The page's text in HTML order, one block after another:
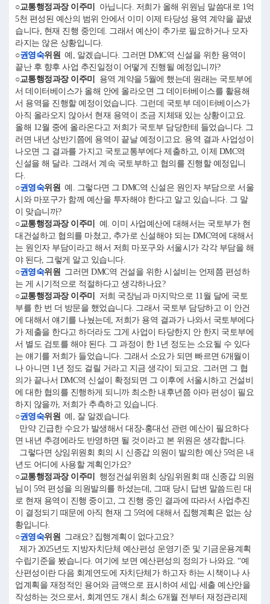
○교통행정과장 이주미
아닙니다. 저희가 올해 위원님 말씀대로 1억
5천 편성된 예산의 범위 안에서 이미 이제 타당성 용역 계약을 끝냈
습니다, 현재 진행 중인데. 그래서 예산이 추가로 필요하거나 모자
라지는 않은 상황입니다.
○권영숙위원 예, 알겠습니다. 그러면 DMC역 신설을 위한 용역이
끝난 후 향후 사업 추진일정이 어떻게 진행될 예정입니까?
○교통행정과장 이주미
용역 계약을 5월에 했는데 원래는 국토부에
서 데이터베이스가 올해 안에 올라오면 그 데이터베이스를 활용해
서 용역을 진행할 예정이었습니다. 그런데 국토부 데이터베이스가
아직 올라오지 않아서 현재 용역이 조금 지체돼 있는 상황이고요.
올해 12월 중에 올라온다고 저희가 국토부 담당한테 들었습니다. 그
러면 내년 상반기쯤에 용역이 끝날 예정이고요. 용역 결과 사업성이
나오면 그 결과를 가지고 국토교통부에다 제출하고, 이제 DMC역
신설을 해 달라. 그래서 계속 국토부하고 협의를 진행할 예정입니
다.
○권영숙위원 예. 그렇다면 그 DMC역 신설은 원인자 부담으로 서울
시와 마포구가 함께 예산을 투자해야 한다고 알고 있습니다. 그 말
이 맞습니까?
○교통행정과장 이주미
예. 이미 사업예산에 대해서는 국토부가 현
대건설하고 협의를 마쳤고, 추가로 신설해야 되는 DMC역에 대해서
는 원인자 부담이라고 해서 저희 마포구와 서울시가 각각 부담을 해
야 된다, 그렇게 알고 있습니다.
○권영숙위원 그러면 DMC역 건설을 위한 시설비는 언제쯤 편성하
는 게 시기적으로 적절하다고 생각하나요?
○교통행정과장 이주미
저희 국장님과 마지막으로 11월 달에 국토
부를 한 번 더 방문을 했었습니다. 그래서 국토부 담당하고 이 안건
에 대해서 얘기를 나눴는데, 저희가 용역 결과가 나와서 국토부에다
가 제출을 한다고 하더라도 그게 사업이 타당한지 안 한지 국토부에
서 별도 검토를 해야 된다. 그 과정이 한 1년 정도는 소요될 수 있다
는 얘기를 저희가 들었습니다. 그래서 소요가 되면 빠르면 6개월이
나 아니면 1년 정도 걸릴 거라고 지금 생각이 되고요. 그러면 그 협
의가 끝나서 DMC역 신설이 확정되면 그 이후에 서울시하고 건설비
에 대한 협의를 진행하게 되니까 최소한 내후년쯤 아마 편성이 필요
하지 않을까, 저희가 추측하고 있습니다.
○권영숙위원 예, 잘 알겠습니다.
만약 긴급한 수요가 발생해서 대장-홍대선 관련 예산이 필요하다
면 내년 추경에라도 반영하면 될 것이라고 본 위원은 생각합니다.
그렇다면 상임위원회 회의 시 신종갑 의원이 발의한 예산 5억은 내
년도 어디에 사용할 계획인가요?
○교통행정과장 이주미
행정건설위원회 상임위원회 때 신종갑 의원
님이 5억 편성을 의원발의를 하셨는데, 그때 당시 답변 말씀드린 대
로 현재 용역이 진행 중이고, 그 진행 중인 결과에 따라서 사업추진
이 결정되기 때문에 아직 현재 그 5억에 대해서 집행계획은 없는 상
황입니다.
○권영숙위원 그래요? 집행계획이 없다고요?
제가 2025년도 지방자치단체 예산편성 운영기준 및 기금운용계획
수립기준을 봤습니다. 여기에 보면 예산편성의 정의가 나와요. “예
산편성이란 다음 회계연도에 자치단체가 하고자 하는 시책이나 사
업계획을 재정적인 용어와 금액으로 표시하여 세입·세출 예산안을
작성하는 것으로서, 회계연도 개시 최소 6개월 전부터 재정관리제